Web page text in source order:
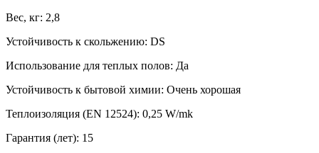
Вес, кг: 2,8
Устойчивость к скольжению: DS
Использование для теплых полов: Да
Устойчивость к бытовой химии: Oчень хорошая
Теплоизоляция (EN 12524): 0,25 W/mk
Гарантия (лет): 15